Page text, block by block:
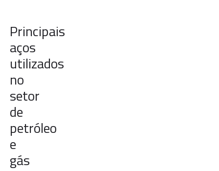
Principais
aços
utilizados
no
setor
de
petróleo
e
gás